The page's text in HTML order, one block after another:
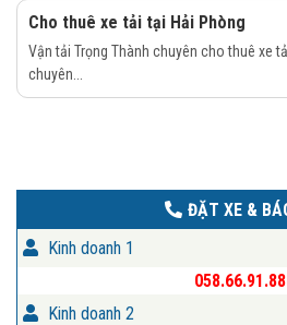
Cho thuê xe tải tại Hải Phòng
Vận tải Trọng Thành chuyên cho thuê xe
chuyên...
ĐẶT XE &
Kinh doanh 1
Kinh doanh 2